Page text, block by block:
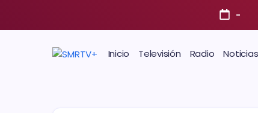
-
Inicio Televisión Radio Noticias